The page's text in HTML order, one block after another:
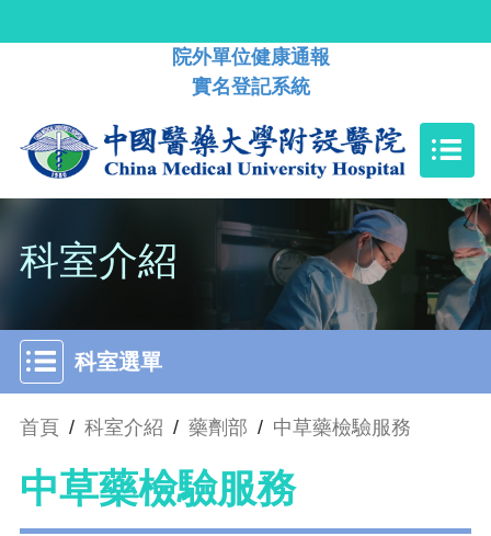
院外單位健康通報
實名登記系統
科室介紹
科室選單
首頁 / 科室介紹 / 藥劑部 / 中草藥檢驗服務
中草藥檢驗服務